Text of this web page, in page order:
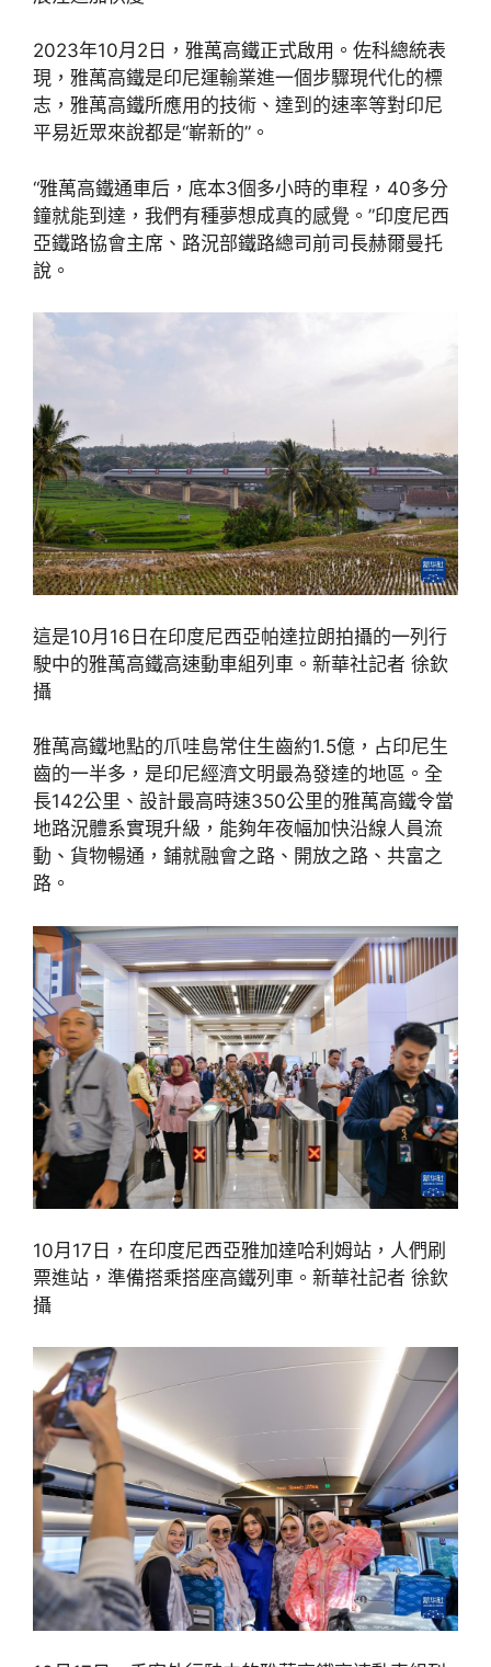
2023年10月2日，雅萬高鐵正式啟用。佐科總統表
現，雅萬高鐵是印尼運輸業進一個步驟現代化的標
志，雅萬高鐵所應用的技術、達到的速率等對印尼
平易近眾來說都是“嶄新的”。
“雅萬高鐵通車后，底本3個多小時的車程，40多分
鐘就能到達，我們有種夢想成真的感覺。”印度尼西
亞鐵路協會主席、路況部鐵路總司前司長赫爾曼托
說。
這是10月16日在印度尼西亞帕達拉朗拍攝的一列行
駛中的雅萬高鐵高速動車組列車。新華社記者 徐欽
攝
雅萬高鐵地點的爪哇島常住生齒約1.5億，占印尼生
齒的一半多，是印尼經濟文明最為發達的地區。全
長142公里、設計最高時速350公里的雅萬高鐵令當
地路況體系實現升級，能夠年夜幅加快沿線人員流
動、貨物暢通，鋪就融會之路、開放之路、共富之
路。
10月17日，在印度尼西亞雅加達哈利姆站，人們刷
票進站，準備搭乘搭座高鐵列車。新華社記者 徐欽
攝